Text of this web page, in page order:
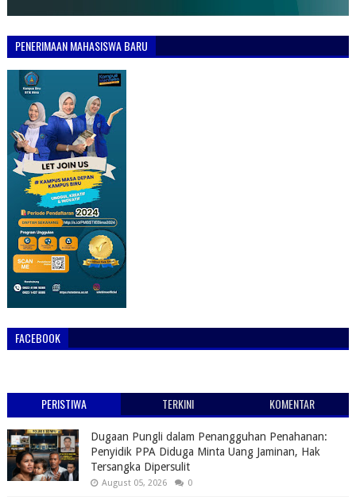
PENERIMAAN MAHASISWA BARU
FACEBOOK
PERISTIWA TERKINI KOMENTAR
Dugaan Pungli dalam Penangguhan Penahanan:
Penyidik PPA Diduga Minta Uang Jaminan, Hak
Tersangka Dipersulit
August 05, 2026 0